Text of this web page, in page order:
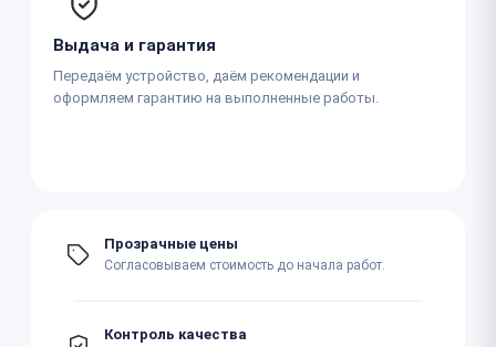
Выдача и гарантия
Передаём устройство, даём рекомендации и
оформляем гарантию на выполненные работы.
Прозрачные цены
Согласовываем стоимость до начала работ.
Контроль качества